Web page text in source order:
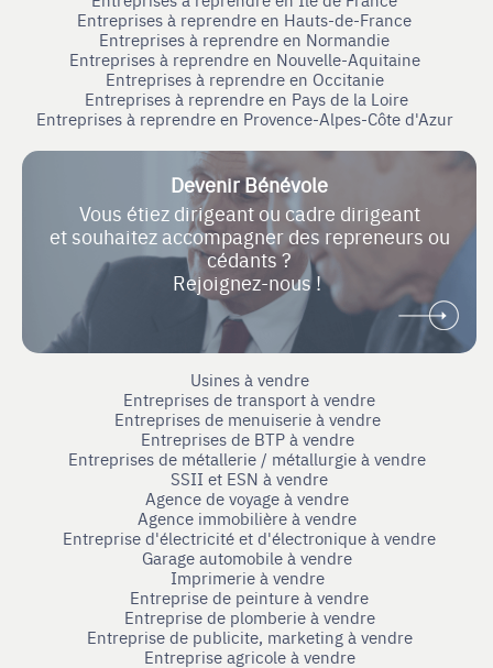
Entreprises à reprendre en Hauts-de-France
Entreprises à reprendre en Normandie
Entreprises à reprendre en Nouvelle-Aquitaine
Entreprises à reprendre en Occitanie
Entreprises à reprendre en Pays de la Loire
Entreprises à reprendre en Provence-Alpes-Côte d'Azur
Devenir Bénévole
Vous étiez dirigeant ou cadre dirigeant
et souhaitez accompagner des repreneurs ou
cédants ?
Rejoignez-nous !
Usines à vendre
Entreprises de transport à vendre
Entreprises de menuiserie à vendre
Entreprises de BTP à vendre
Entreprises de métallerie / métallurgie à vendre
SSII et ESN à vendre
Agence de voyage à vendre
Agence immobilière à vendre
Entreprise d'électricité et d'électronique à vendre
Garage automobile à vendre
Imprimerie à vendre
Entreprise de peinture à vendre
Entreprise de plomberie à vendre
Entreprise de publicite, marketing à vendre
Entreprise agricole à vendre